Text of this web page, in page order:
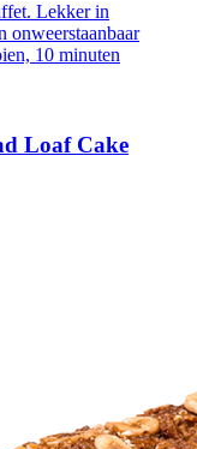
Lekker in
onweerstaanbaar
10 minuten
Loaf Cake